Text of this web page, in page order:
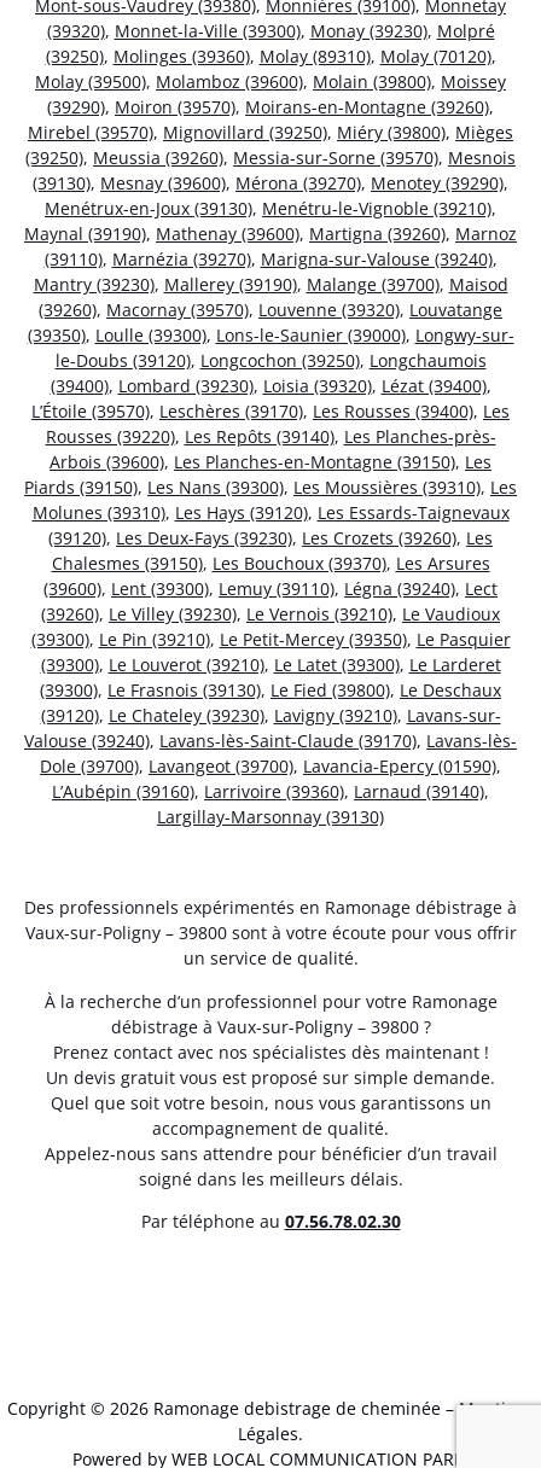
Mont-sous-Vaudrey (39380), Monnières (39100), Monnetay
(39320), Monnet-la-Ville (39300), Monay (39230), Molpré
(39250), Molinges (39360), Molay (89310), Molay (70120),
Molay (39500), Molamboz (39600), Molain (39800), Moissey
(39290), Moiron (39570), Moirans-en-Montagne (39260),
Mirebel (39570), Mignovillard (39250), Miéry (39800), Mièges
(39250), Meussia (39260), Messia-sur-Sorne (39570), Mesnois
(39130), Mesnay (39600), Mérona (39270), Menotey (39290),
Menétrux-en-Joux (39130), Menétru-le-Vignoble (39210),
Maynal (39190), Mathenay (39600), Martigna (39260), Marnoz
(39110), Marnézia (39270), Marigna-sur-Valouse (39240),
Mantry (39230), Mallerey (39190), Malange (39700), Maisod
(39260), Macornay (39570), Louvenne (39320), Louvatange
(39350), Loulle (39300), Lons-le-Saunier (39000), Longwy-sur-
le-Doubs (39120), Longcochon (39250), Longchaumois
(39400), Lombard (39230), Loisia (39320), Lézat (39400),
L’Étoile (39570), Leschères (39170), Les Rousses (39400), Les
Rousses (39220), Les Repôts (39140), Les Planches-près-
Arbois (39600), Les Planches-en-Montagne (39150), Les
Piards (39150), Les Nans (39300), Les Moussières (39310), Les
Molunes (39310), Les Hays (39120), Les Essards-Taignevaux
(39120), Les Deux-Fays (39230), Les Crozets (39260), Les
Chalesmes (39150), Les Bouchoux (39370), Les Arsures
(39600), Lent (39300), Lemuy (39110), Légna (39240), Lect
(39260), Le Villey (39230), Le Vernois (39210), Le Vaudioux
(39300), Le Pin (39210), Le Petit-Mercey (39350), Le Pasquier
(39300), Le Louverot (39210), Le Latet (39300), Le Larderet
(39300), Le Frasnois (39130), Le Fied (39800), Le Deschaux
(39120), Le Chateley (39230), Lavigny (39210), Lavans-sur-
Valouse (39240), Lavans-lès-Saint-Claude (39170), Lavans-lès-
Dole (39700), Lavangeot (39700), Lavancia-Epercy (01590),
L’Aubépin (39160), Larrivoire (39360), Larnaud (39140),
Largillay-Marsonnay (39130)
Des professionnels expérimentés en Ramonage débistrage à
Vaux-sur-Poligny – 39800 sont à votre écoute pour vous offrir
un service de qualité.
À la recherche d’un professionnel pour votre Ramonage
débistrage à Vaux-sur-Poligny – 39800 ?
Prenez contact avec nos spécialistes dès maintenant !
Un devis gratuit vous est proposé sur simple demande.
Quel que soit votre besoin, nous vous garantissons un
accompagnement de qualité.
Appelez-nous sans attendre pour bénéficier d’un travail
soigné dans les meilleurs délais.
Par téléphone au 07.56.78.02.30
Copyright © 2026 Ramonage debistrage de cheminée –Mentions
Légales.
Powered by WEB LOCAL COMMUNICATION PARIS